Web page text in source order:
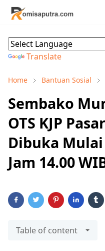
Translate
Home Bantuan Sosial
Sembako
OTS KJP
Dibuka
Jam 14.00
Table of content